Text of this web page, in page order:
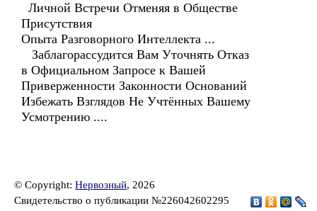
Личной Встречи Отменяя в Обществе
Присутствия
Опыта Разговорного Интеллекта ...
Заблагорассудится Вам Уточнять Отказ
в Официальном Запросе к Вашей
Приверженности Законности Оснований
Избежать Взглядов Не Учтённых Вашему
Усмотрению ....
© Copyright: Нервозный, 2026
Свидетельство о публикации №226042602295